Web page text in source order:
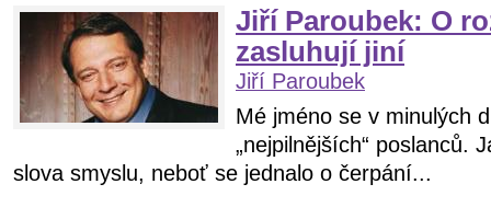
Jiří Paroubek: O
zasluhují jiní
Jiří Paroubek
Mé jméno se v minulých
„nejpilnějších“ poslanců.
slova smyslu, neboť se jednalo o čerpání...